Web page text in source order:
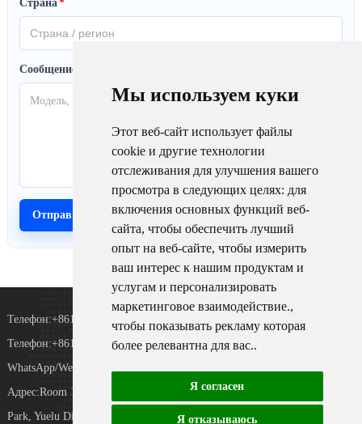
Мы используем куки
Этот веб-сайт использует файлы
cookie и другие технологии
отслеживания для улучшения вашего
просмотра в следующих целях: для
включения основных функций веб-
сайта, чтобы обеспечить лучший
опыт на веб-сайте, чтобы измерить
ваш интерес к нашим продуктам и
услугам и персонализировать
маркетинговое взаимодействие.,
чтобы показывать рекламу которая
более релевантна для вас..
Я согласен
Я отказываюсь
Страна*
Сообщение
TiKToK
Телефон:+8615367865107
Телефон:+8618073152920
WhatsApp/WeChat：+8615367865107
Адрес:Room 102, District D, Houhu Industrial
Park, Yuelu District, Changsha City, Hunan